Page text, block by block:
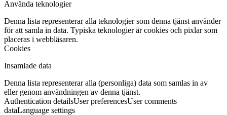
Använda teknologier
Denna lista representerar alla teknologier som denna tjänst använder
för att samla in data. Typiska teknologier är cookies och pixlar som
placeras i webbläsaren.
Cookies
Insamlade data
Denna lista representerar alla (personliga) data som samlas in av
eller genom användningen av denna tjänst.
Authentication detailsUser preferencesUser comments
dataLanguage settings